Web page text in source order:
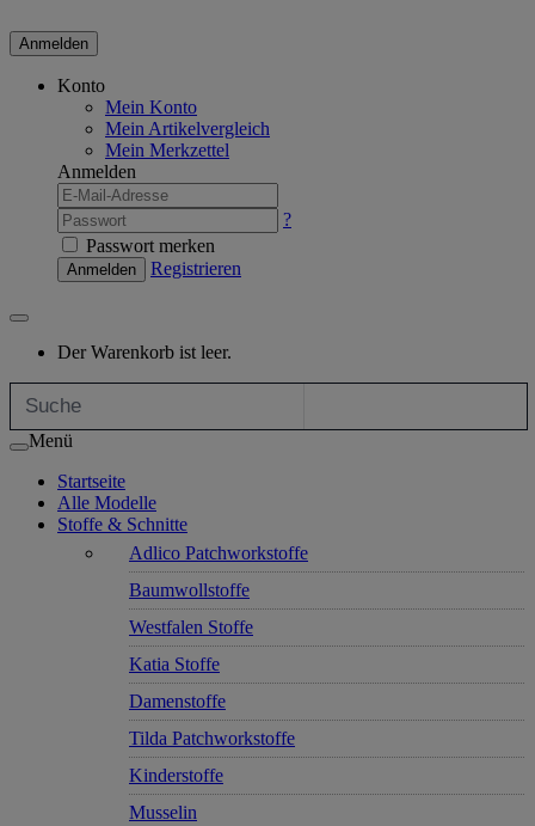
Anmelden
Konto
Mein Konto
Mein Artikelvergleich
Mein Merkzettel
Anmelden
?
Passwort merken
Anmelden Registrieren
Der Warenkorb ist leer.
Menü
Startseite
Alle Modelle
Stoffe & Schnitte
Adlico Patchworkstoffe
Baumwollstoffe
Westfalen Stoffe
Katia Stoffe
Damenstoffe
Tilda Patchworkstoffe
Kinderstoffe
Musselin